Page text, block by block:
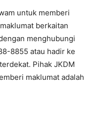
untuk memberi
berkaitan
menghubungi
8855 atau hadir ke
Pihak JKDM
maklumat adalah